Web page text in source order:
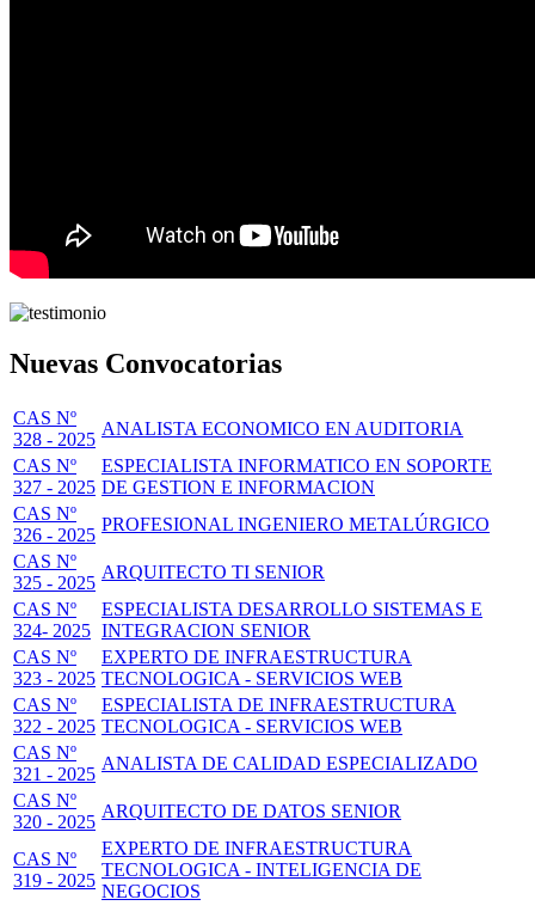
Nuevas Convocatorias
CAS Nº
328 - 2025
ANALISTA ECONOMICO EN AUDITORIA
CAS Nº
327 - 2025
ESPECIALISTA INFORMATICO EN SOPORTE
DE GESTION E INFORMACION
CAS Nº
326 - 2025
PROFESIONAL INGENIERO METALÚRGICO
CAS Nº
325 - 2025
ARQUITECTO TI SENIOR
CAS Nº
324- 2025
ESPECIALISTA DESARROLLO SISTEMAS E
INTEGRACION SENIOR
CAS Nº
323 - 2025
EXPERTO DE INFRAESTRUCTURA
TECNOLOGICA - SERVICIOS WEB
CAS Nº
322 - 2025
ESPECIALISTA DE INFRAESTRUCTURA
TECNOLOGICA - SERVICIOS WEB
CAS Nº
321 - 2025
ANALISTA DE CALIDAD ESPECIALIZADO
CAS Nº
320 - 2025
ARQUITECTO DE DATOS SENIOR
CAS Nº
319 - 2025
EXPERTO DE INFRAESTRUCTURA
TECNOLOGICA - INTELIGENCIA DE
NEGOCIOS